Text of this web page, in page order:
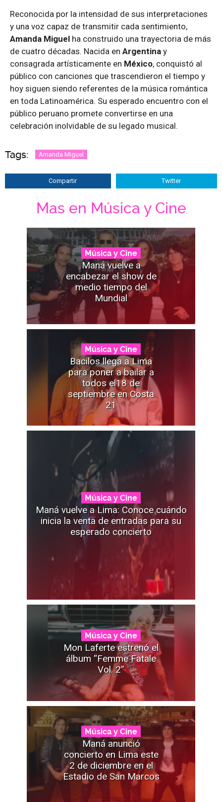
Reconocida por la intensidad de sus interpretaciones
y una voz capaz de transmitir cada sentimiento,
Amanda Miguel ha construido una trayectoria de más
de cuatro décadas. Nacida en Argentina y
consagrada artísticamente en México, conquistó al
público con canciones que trascendieron el tiempo y
hoy siguen siendo referentes de la música romántica
en toda Latinoamérica. Su esperado encuentro con el
público peruano promete convertirse en una
celebración inolvidable de su legado musical.
Tags: Amanda Miguel
Compartir Twitter
Mas en Música y Cine
Música y Cine
Maná vuelve a
encabezar el show de
medio tiempo del
Mundial
Música y Cine
Bacilos llega a Lima
para poner a bailar a
todos el18 de
septiembre en Costa
21
Música y Cine
Maná vuelve a Lima: Conoce cuándo
inicia la venta de entradas para su
esperado concierto
Música y Cine
Mon Laferte estrenó el
álbum “Femme Fatale
Vol. 2”
Música y Cine
Maná anunció
concierto en Lima este
2 de diciembre en el
Estadio de San Marcos